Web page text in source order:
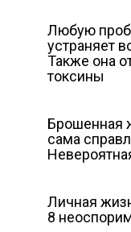
Любую
устраняет
Также она
токсины
Брошенная
сама
Личная
8